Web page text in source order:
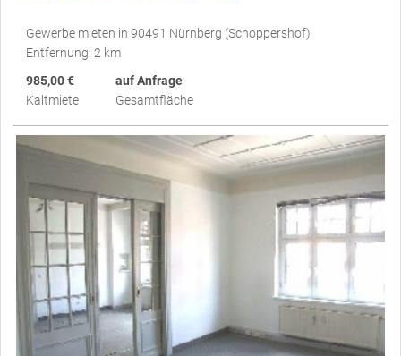
Gewerbe mieten in 90491 Nürnberg (Schoppershof)
Entfernung: 2 km
985,00 €
Kaltmiete
auf Anfrage
Gesamtfläche